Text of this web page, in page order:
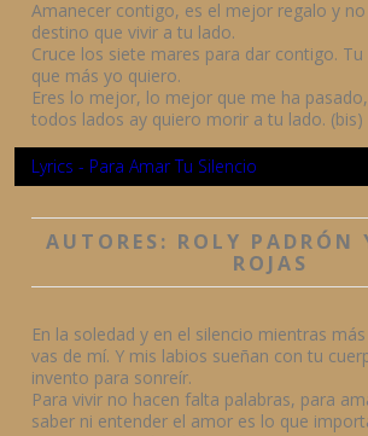
Amanecer contigo, es el mejor regalo y
destino que vivir a tu lado.
Cruce los siete mares para dar contigo.
que más yo quiero.
Eres lo mejor, lo mejor que me ha
todos lados ay quiero morir a tu lado. (bis)
Lyrics - Para Amar Tu Silencio
AUTORES: ROLY PADRÓN
ROJAS
En la soledad y en el silencio mientras
vas de mí. Y mis labios sueñan con tu
invento para sonreír.
Para vivir no hacen falta palabras, para
saber ni entender el amor es lo que